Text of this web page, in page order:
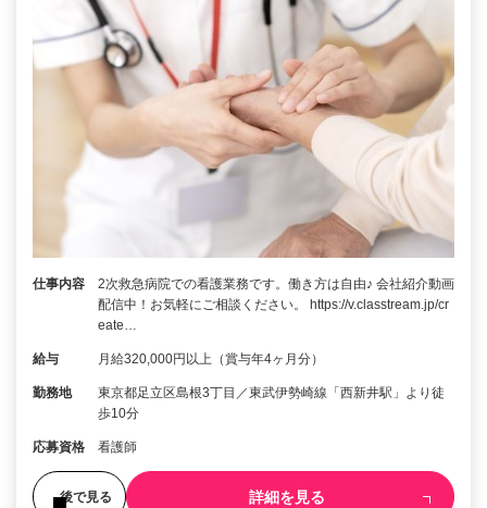
仕事内容
2次救急病院での看護業務です。働き方は自由♪ 会社紹介動画
配信中！お気軽にご相談ください。 https://v.classtream.jp/cr
eate…
給与 月給320,000円以上（賞与年4ヶ月分）
勤務地
東京都足立区島根3丁目／東武伊勢崎線「西新井駅」より徒
歩10分
応募資格 看護師
後で見る 詳細を見る